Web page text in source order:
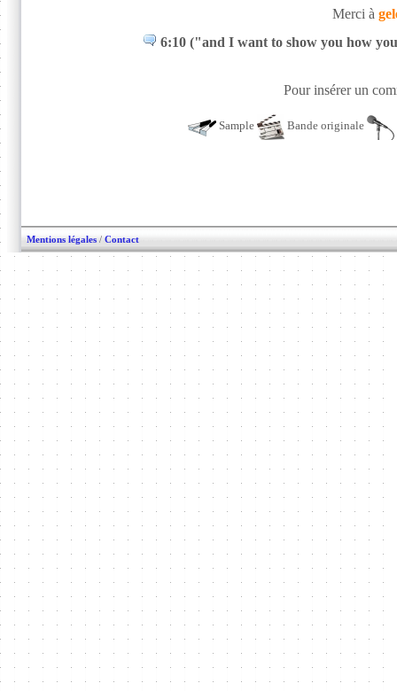
Merci à
6:10 ("and I want to show you how
Pour insérer un
Sample Bande originale
Mentions légales / Contact